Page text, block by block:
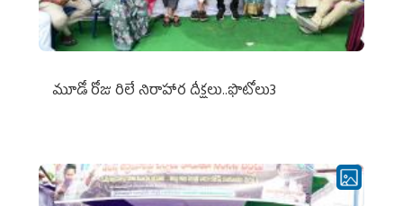
మూడో రోజు రిలే నిరాహార దీక్షలు..ఫొటోలు3